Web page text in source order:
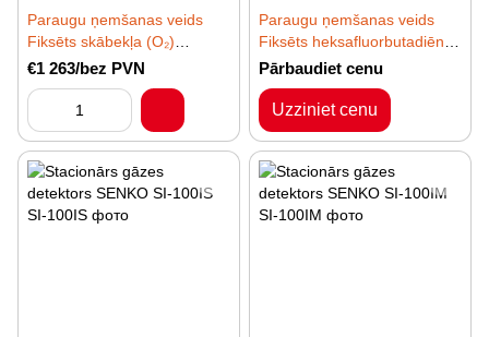
Paraugu ņemšanas veids
Fiksēts skābekļa (O₂)
detektors SENKO SI-301
€1 263/bez PVN
Paraugu ņemšanas veids
Fiksēts heksafluorbutadiēna
(C₄F₆) detektors SENKO SI-
310
Pārbaudiet cenu
Uzziniet cenu